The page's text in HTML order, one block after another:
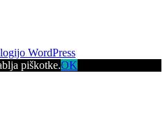
WordPress
piškotke.OK